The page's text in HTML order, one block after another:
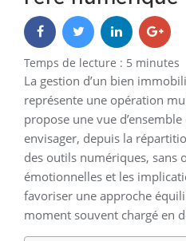
Temps de lecture : 5 minutes
La gestion d’un bien
représente une opération
propose une vue
envisager, depuis la
des outils numériques, sans
émotionnelles et les
favoriser une approche
moment souvent chargé en